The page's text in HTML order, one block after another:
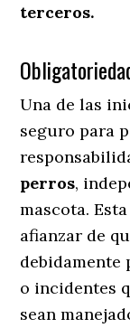
terceros.
Una de las
seguro para
perros,
mascota.
afianzar de
debidamente
o incidentes
sean